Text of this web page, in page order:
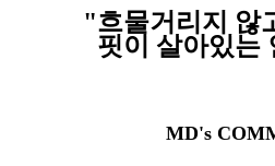
"흐물거리지 않
핏이 살아있는
MD's